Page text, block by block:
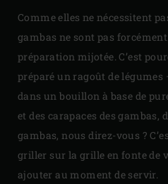
Comme elles ne nécessitent
gambas ne sont pas
préparation mijotée. C’est
préparé un ragoût de
dans un bouillon à base de
et des carapaces des gambas,
gambas, nous direz-vous ?
griller sur la grille en fonte de
ajouter au moment de servir.